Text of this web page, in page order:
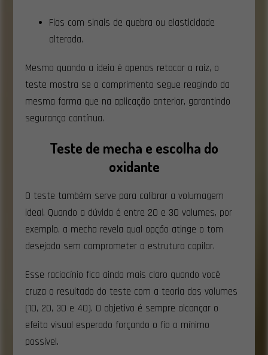
Fios com sinais de quebra ou elasticidade
alterada.
Mesmo quando a ideia é apenas retocar a raiz, o
teste mostra se o comprimento segue reagindo da
mesma forma que na aplicação anterior, garantindo
segurança contínua.
Teste de mecha e escolha do
oxidante
O teste também serve para calibrar a volumagem
ideal. Quando a dúvida é entre 20 e 30 volumes, por
exemplo, a mecha revela qual opção atinge o tom
desejado sem comprometer a estrutura capilar.
Esse raciocínio fica ainda mais claro quando você
cruza o resultado do teste com a teoria dos volumes
(10, 20, 30 e 40). O objetivo é sempre alcançar o
efeito visual esperado forçando o fio o mínimo
possível.